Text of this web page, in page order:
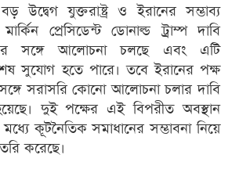
উদ্বেগ যুক্তরাষ্ট্র ও ইরানের সম্ভাব্য
প্রেসিডেন্ট ডোনাল্ড ট্রাম্প দাবি
সঙ্গে আলোচনা চলছে এবং এটি
সুযোগ হতে পারে। তবে ইরানের পক্ষ
সঙ্গে সরাসরি কোনো আলোচনা চলার দাবি
দুই পক্ষের এই বিপরীত অবস্থান
কূটনৈতিক সমাধানের সম্ভাবনা নিয়ে
করেছে।